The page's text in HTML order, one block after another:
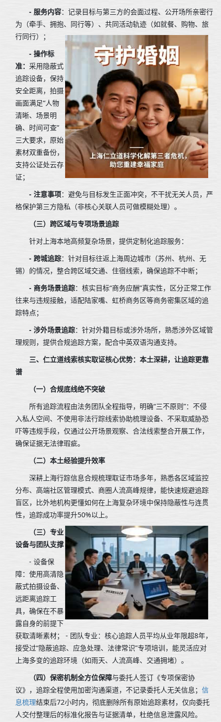
- 服务内容：记录目标与第三方的会面过程、公开场所亲密行
为（牵手、拥抱、同行等）、共同活动轨迹（如就餐、购物、旅
行同行）；
- 操作标
准： 采用隐蔽式
追踪设备，保持
安全距离，拍摄
画面满足“人物
清晰、场景明
确、时间可查”
三大要求，原始
素材双重备份，
支持公证处云存
证；
- 注意事项：避免与目标发生正面冲突，不干扰无关人员，严
格保护第三方隐私（非核心关联人员可做模糊处理）。
（三）跨区域与专项场景追踪
针对上海本地高频复杂场景，提供定制化追踪服务：
- 跨城追踪：针对目标往返上海周边城市（苏州、杭州、无
锡）的情况，整合跨区域交通、住宿线索，确保追踪不中断；
- 商务场景追踪：核实目标“商务应酬”真实性，区分正常工作
往来与违规接触，适配陆家嘴、虹桥商务区等商务密集区域的追
踪特点；
- 涉外场景追踪：针对外籍目标或涉外场所，熟悉涉外区域管
理规则，提供合规追踪方案，配合中英双语沟通支持。
三、仁立道线索核实取证核心优势：本土深耕，让追踪更靠
谱
（一）合规底线绝不突破
所有追踪流程由法务团队全程指导，明确“三不原则”：不侵
入私人空间、不使用非法行踪线索协助梳理设备、不采取威胁恐
吓等违规手段，仅通过公开场景观察、合法线索整合开展工作，
确保证据无法律瑕疵。
（二）本土经验提升效率
深耕上海行踪信息合规梳理取证市场多年，熟悉各区域监控
分布、高端社区管理模式、商圈人流高峰规律，能快速规避追踪
盲区，比外地机构更懂如何在上海复杂环境中保持隐蔽性与连贯
性，追踪成功率提升50%以上。
（三）专业
设备与团队支撑
- 设备保
障：使用高清隐
蔽式拍摄设备、
远距离追踪工
具，确保在不暴
露自身的前提下
获取清晰素材； - 团队专业：核心追踪人员平均从业年限超8年，
接受过“隐蔽追踪、应急处理、法律常识”专项培训，能灵活应对
上海多变的追踪环境（如雨天、人流高峰、交通拥堵）。
（四）保密机制全方位保障与委托人签订《专项保密协
议》，追踪全程使用加密沟通渠道，不记录委托人无关信息； 信
息梳理结束后72小时内，彻底删除所有原始追踪素材，仅向委托
人交付整理后的标准化报告与证据清单，杜绝信息泄露风险。